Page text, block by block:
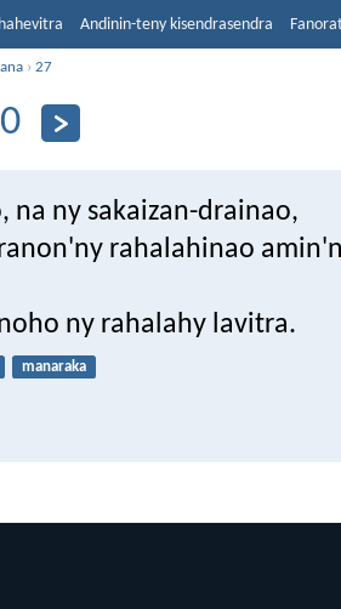
Andinin-teny kisendrasendra
›27
na ny sakaizan-drainao,
rahalahinao
ny rahalahy lavitra.
manaraka